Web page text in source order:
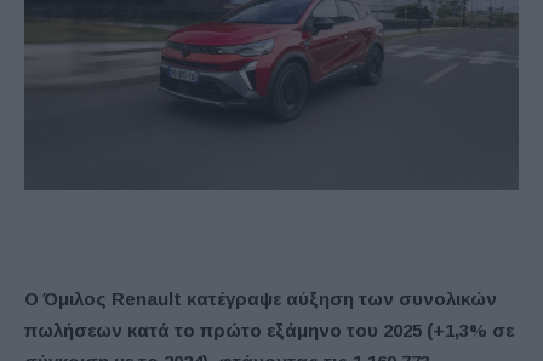
Ο Όμιλος Renault κατέγραψε αύξηση των συνολικών
πωλήσεων κατά το πρώτο εξάμηνο του 2025 (+1,3% σε